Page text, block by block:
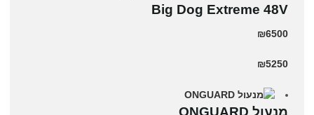
Big Dog Extreme 48V
₪6500
₪5250
מנעול ONGUARD